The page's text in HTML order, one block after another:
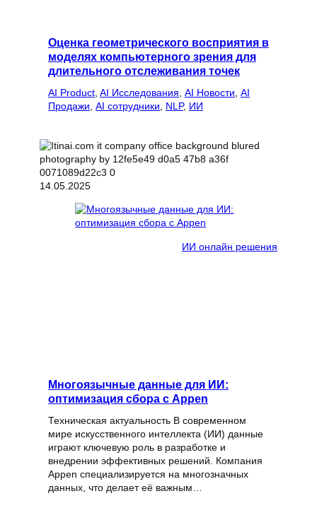
Оценка геометрического восприятия в
моделях компьютерного зрения для
длительного отслеживания точек
AI Product AI Исследования AI Новости AI
Продажи AI сотрудники NLP, ИИ
14.05.2025
ИИ онлайн решения
Многоязычные данные для ИИ:
оптимизация сбора с Appen
Техническая актуальность В современном
мире искусственного интеллекта (ИИ) данные
играют ключевую роль в разработке и
внедрении эффективных решений. Компания
Appen специализируется на многозначных
данных, что делает её важным…